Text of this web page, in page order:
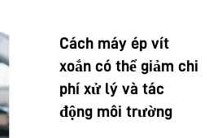
Cách máy ép vít
xoắn có thể giảm chi
phí xử lý và tác
động môi trường